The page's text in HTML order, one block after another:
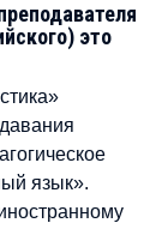
это
язык».